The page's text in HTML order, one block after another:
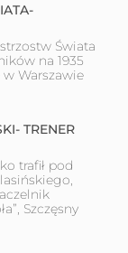
Świata
na 1935
w Warszawie
TRENER
trafił pod
Szczęsny